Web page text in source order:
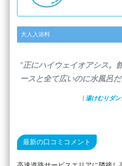
大人入浴料
”正にハイウェイオアシス。
ースと全て広いのに水風呂
( 湯けむりダン
最新の口コミコメント